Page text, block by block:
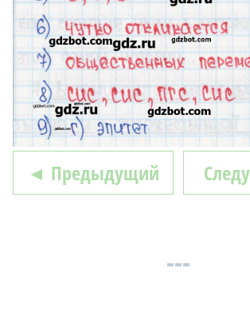
◄ Предыдущий